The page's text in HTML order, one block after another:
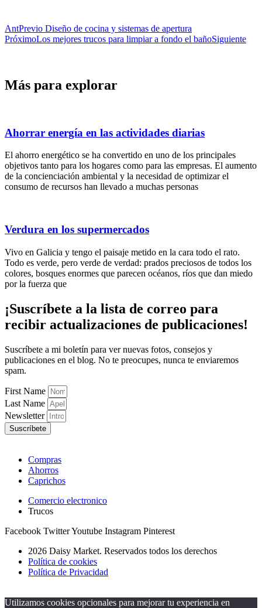
AntPrevio Diseño de cocina y sistemas de apertura
PróximoLos mejores trucos para limpiar a fondo el bañoSiguiente
Más para explorar
Ahorrar energía en las actividades diarias
El ahorro energético se ha convertido en uno de los principales
objetivos tanto para los hogares como para las empresas. El aumento
de la concienciación ambiental y la necesidad de optimizar el
consumo de recursos han llevado a muchas personas
Verdura en los supermercados
Vivo en Galicia y tengo el paisaje metido en la cara todo el rato.
Todo es verde, pero verde de verdad: prados preciosos de todos los
colores, bosques enormes que parecen océanos, ríos que dan miedo
por la fuerza que
¡Suscríbete a la lista de correo para
recibir actualizaciones de publicaciones!
Suscríbete a mi boletín para ver nuevas fotos, consejos y
publicaciones en el blog. No te preocupes, nunca te enviaremos
spam.
First Name
Last Name
Newsletter
Suscríbete
Compras
Ahorros
Caprichos
Comercio electronico
Trucos
Facebook TwitterYoutube Instagram Pinterest
2026 Daisy Market. Reservados todos los derechos
Política de cookies
Política de Privacidad
Utilizamos cookies opcionales para mejorar tu experiencia en